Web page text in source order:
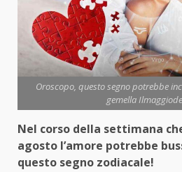
Oroscopo, questo segno potrebbe
gemella
Nel corso della settimana
agosto l’amore potrebbe
questo segno zodiacale!